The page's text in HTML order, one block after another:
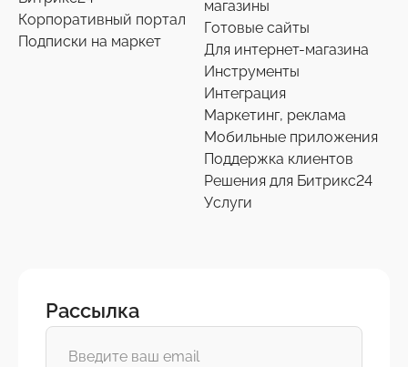
Корпоративный портал
Подписки на маркет
магазины
Готовые сайты
Для интернет-магазина
Инструменты
Интеграция
Маркетинг, реклама
Мобильные приложения
Поддержка клиентов
Решения для Битрикс24
Услуги
Рассылка